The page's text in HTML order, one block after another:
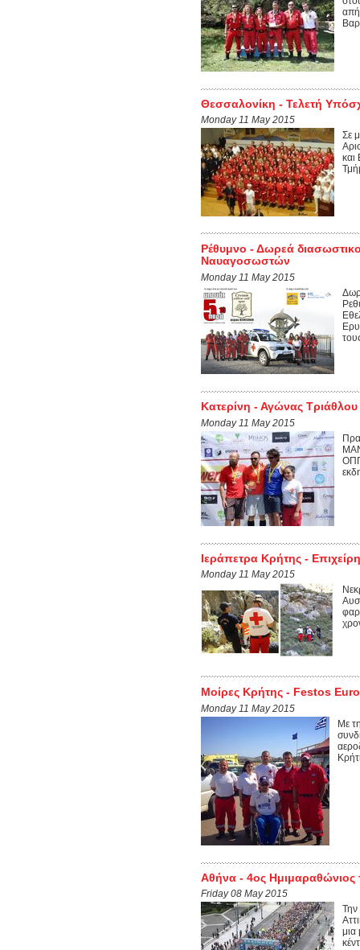
Θεσσαλονίκη - Τελετή
Monday 11 May 2015
Σε
και
Ρέθυμνο - Δωρεά
Ναυαγοσωστών
Monday 11 May 2015
Κατερίνη - Αγώνας
Monday 11 May 2015
Ιεράπετρα Κρήτης -
Monday 11 May 2015
Μοίρες Κρήτης - Festos
Monday 11 May 2015
Με
Αθήνα - 4oς Ημιμαραθώνιος
Friday 08 May 2015
Την
μια